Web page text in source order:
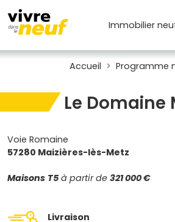
Immobilier
Accueil Programme
Le
Voie Romaine
57280 Maizières-lès-Metz
Maisons T5 à partir de 321 000 €
Livraison